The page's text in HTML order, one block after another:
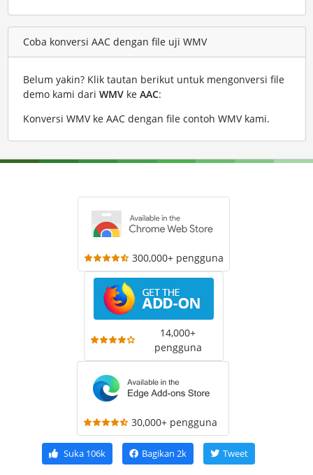
Coba konversi AAC dengan file uji WMV
Belum yakin? Klik tautan berikut untuk mengonversi file
demo kami dari WMVke AAC:
Konversi WMV ke AAC dengan file contoh WMV kami.
300,000+ pengguna
14,000+
pengguna
30,000+ pengguna
Suka106k Bagikan 2k Tweet